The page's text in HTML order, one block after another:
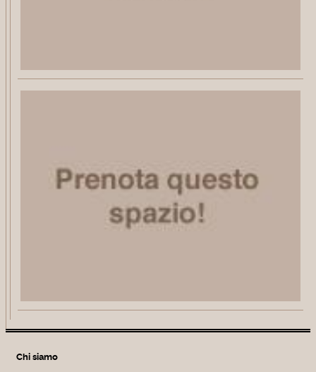
Chi siamo